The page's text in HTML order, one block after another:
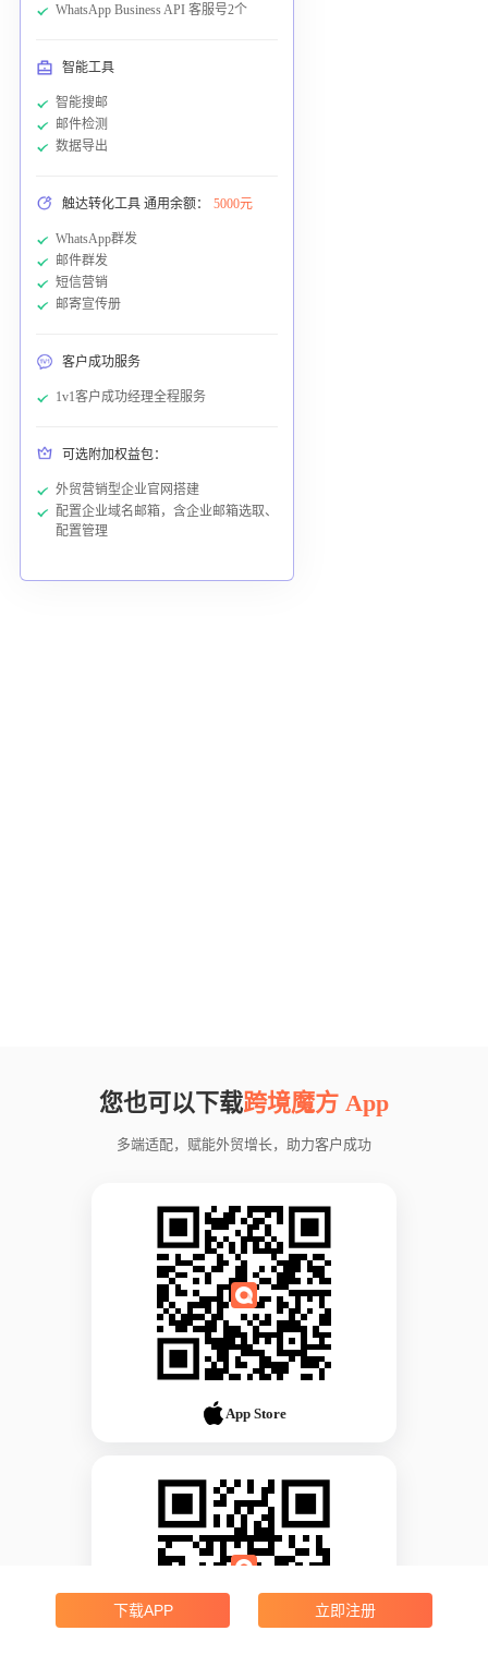
WhatsApp Business API 客服号2个
智能工具
智能搜邮
邮件检测
数据导出
触达转化工具 通用余额： 5000元
WhatsApp群发
邮件群发
短信营销
邮寄宣传册
客户成功服务
1v1客户成功经理全程服务
可选附加权益包：
外贸营销型企业官网搭建
配置企业域名邮箱，含企业邮箱选取、
配置管理
您也可以下载跨境魔方 App
多端适配，赋能外贸增长，助力客户成功
App Store
下载APP 立即注册